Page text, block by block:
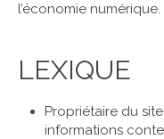
l’économie numérique.
LEXIQUE
Propriétaire du
informations